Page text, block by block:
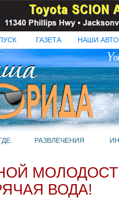
ГАЗЕТА НАШИ
РАЗВЛЕЧЕНИЯ
ВОДА!